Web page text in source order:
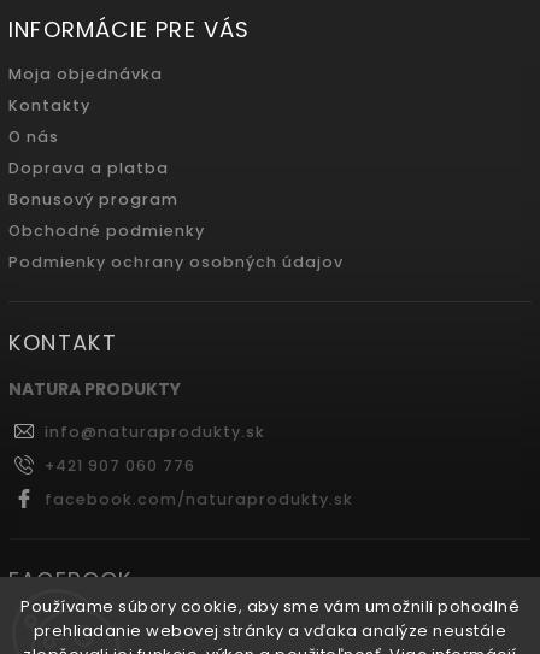
Používame súbory cookie, aby sme vám umožnili pohodlné
prehliadanie webovej stránky a vďaka analýze neustále
INFORMÁCIE PRE VÁS
Moja objednávka
Kontakty
O nás
Doprava a platba
Bonusový program
Obchodné podmienky
Podmienky ochrany osobných údajov
KONTAKT
NATURA PRODUKTY
info@naturaprodukty.sk
+421 907 060 776
facebook.com/naturaprodukty.sk
FACEBOOK